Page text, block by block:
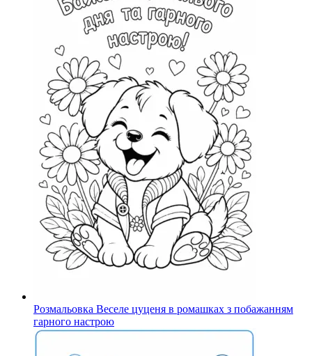
Розмальовка Веселе цуценя в ромашках з побажанням
гарного настрою